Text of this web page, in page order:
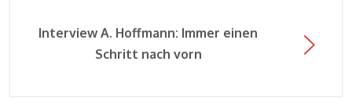
Interview A. Hoffmann: Immer einen
Schritt nach vorn